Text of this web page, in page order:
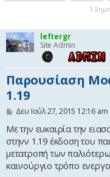
1
leftergr
Site Admin
Παρουσίαση
1.19
Δ
μ
σ
ί
ε
υ
Δευ Ιούλ 27, 2015 12:16 am
Με την ευκαιρία την
στηνν 1.19 έκδοση του
μετατροπή των
καινούργιο τρόπο